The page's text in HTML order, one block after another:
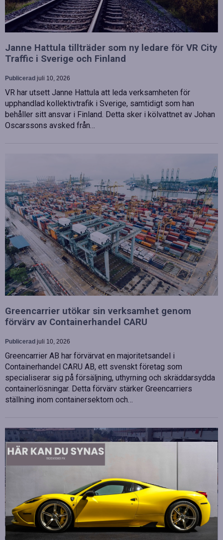
Janne Hattula tillträder som ny ledare för VR City
Traffic i Sverige och Finland
Publicerad juli 10, 2026
VR har utsett Janne Hattula att leda verksamheten för
upphandlad kollektivtrafik i Sverige, samtidigt som han
behåller sitt ansvar i Finland. Detta sker i kölvattnet av Johan
Oscarssons avsked från…
Greencarrier utökar sin verksamhet genom
förvärv av Containerhandel CARU
Publicerad juli 10, 2026
Greencarrier AB har förvärvat en majoritetsandel i
Containerhandel CARU AB, ett svenskt företag som
specialiserar sig på försäljning, uthyrning och skräddarsydda
containerlösningar. Detta förvärv stärker Greencarriers
ställning inom containersektorn och…